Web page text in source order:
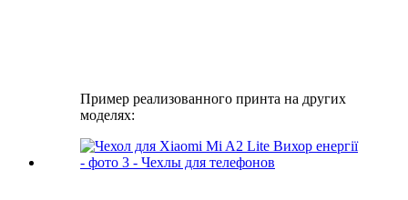
Пример реализованного принта на других
моделях: